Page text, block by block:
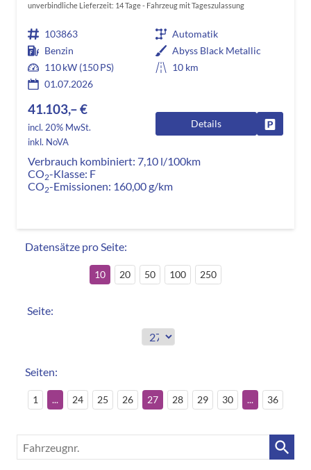
unverbindliche Lieferzeit: 14 Tage Fahrzeug mit Tageszulassung
103863
Automatik
Benzin
Abyss Black Metallic
110 kW (150 PS)
10 km
01.07.2026
41.103,– €
incl. 20% MwSt.
inkl. NoVA
Details
Verbrauch kombiniert: 7,10 l/100km
CO2-Klasse: F
CO2-Emissionen: 160,00 g/km
Datensätze pro Seite:
10 20 50 100 250
Seite:
Seiten:
1 ... 24 25 26 27 28 29 30 ... 36
Fahrzeugnr.